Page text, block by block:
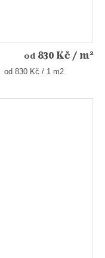
od 830 Kč / m²
Měrná
od 830 Kč / 1 m2